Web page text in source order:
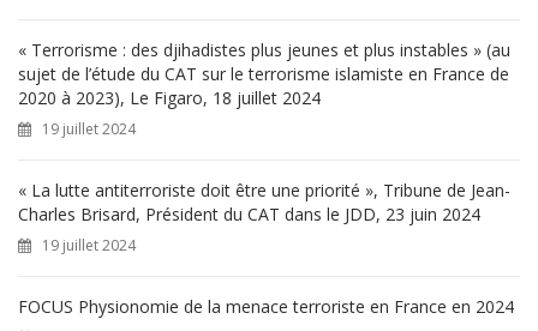
« Terrorisme : des djihadistes plus jeunes et plus instables » (au
sujet de l’étude du CAT sur le terrorisme islamiste en France de
2020 à 2023), Le Figaro, 18 juillet 2024
19 juillet 2024
« La lutte antiterroriste doit être une priorité », Tribune de Jean-
Charles Brisard, Président du CAT dans le JDD, 23 juin 2024
19 juillet 2024
FOCUS Physionomie de la menace terroriste en France en 2024